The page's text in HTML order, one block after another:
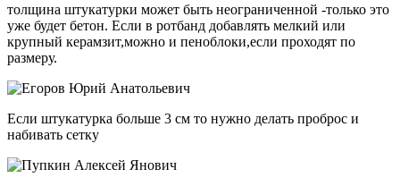
толщина штукатурки может быть неограниченной -только это
уже будет бетон. Если в ротбанд добавлять мелкий или
крупный керамзит,можно и пеноблоки,если проходят по
размеру.
Если штукатурка больше 3 см то нужно делать проброс и
набивать сетку